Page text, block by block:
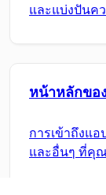
และแบ่งปันค
หน้าหลักขอ
การเข้าถึงแอ
และอื่นๆ ที่คุ